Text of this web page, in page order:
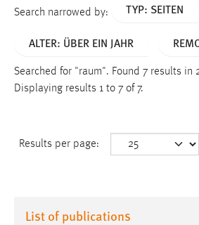
Search narrowed by: TYP: SEITEN
ALTER: ÜBER EIN JAHR
Searched for "raum". Found 7 results in
Displaying results 1 to 7 of 7.
Results per page:
List of publications